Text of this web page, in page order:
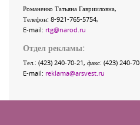
Романенко Татьяна Гаврииловна,
Телефон: 8-921-765-5754,
E-mail: rtg@narod.ru
Отдел рекламы:
Тел.: (423) 240-70-21, факс: (423) 240-
E-mail: reklama@arsvest.ru